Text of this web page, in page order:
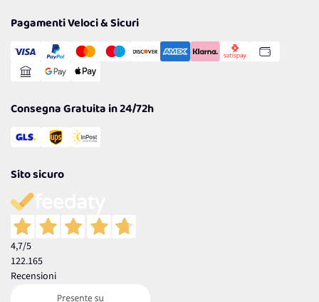
Cookie Policy
Gestisci Cookie
Reso Facile e Veloce
Pagamenti Veloci & Sicuri
Consegna Gratuita in 24/72h
Sito sicuro
4,7/5
122.165
Recensioni